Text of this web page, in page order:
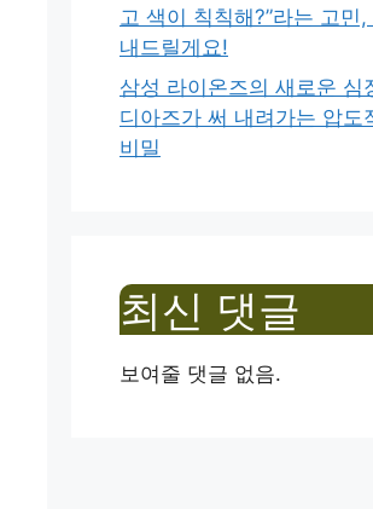
고 색이 칙칙해?”라는 고민
내드릴게요!
삼성 라이온즈의 새로운 심
디아즈가 써 내려가는 압도
비밀
최신 댓글
보여줄 댓글 없음.